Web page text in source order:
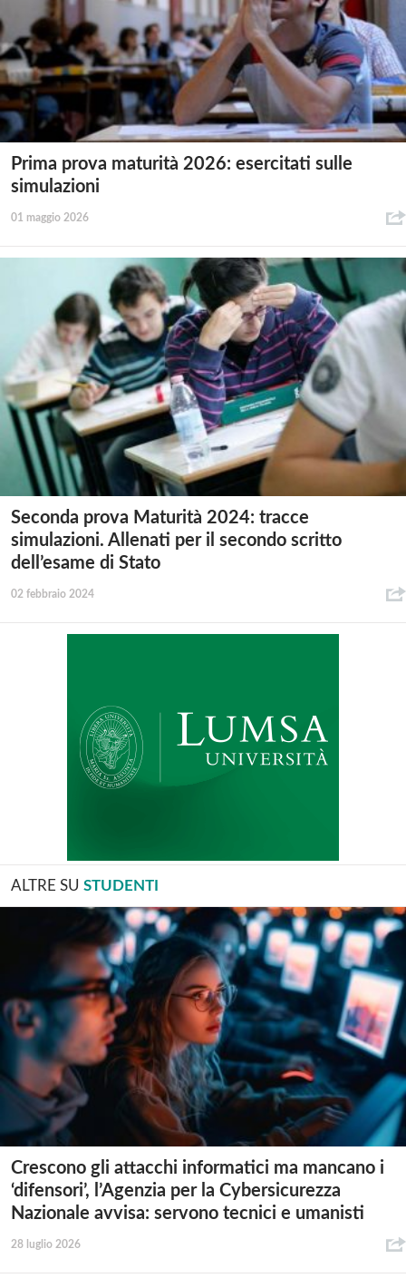
Prima prova maturità 2026: esercitati sulle
simulazioni
01 maggio 2026
Seconda prova Maturità 2024: tracce
simulazioni. Allenati per il secondo scritto
dell’esame di Stato
02 febbraio 2024
ALTRE SU STUDENTI
Crescono gli attacchi informatici ma mancano i
‘difensori’, l’Agenzia per la Cybersicurezza
Nazionale avvisa: servono tecnici e umanisti
28 luglio 2026